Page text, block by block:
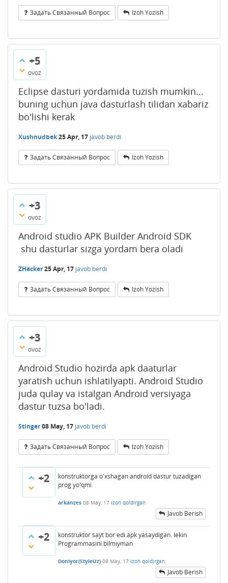
Задать Связанный Вопрос Izoh Yozish
+5
ovoz
Eclipse dasturi yordamida tuzish mumkin...
buning uchun java dasturlash tilidan xabariz
bo'lishi kerak
Xushnudbek25 Apr, 17 javob berdi
Задать Связанный Вопрос Izoh Yozish
+3
ovoz
Android studio APK Builder Android SDK
shu dasturlar sizga yordam bera oladi
ZHacker25 Apr, 17 javob berdi
Задать Связанный Вопрос Izoh Yozish
+3
ovoz
Android Studio hozirda apk daaturlar
yaratish uchun ishlatilyapti. Android Studio
juda qulay va istalgan Android versiyaga
dastur tuzsa bo'ladi.
Stinger08 May, 17 javob berdi
Задать Связанный Вопрос Izoh Yozish
+2
konstruktorga o'xshagan android dastur tuzadigan
prog yo'qmi
arkanzes 08 May, 17 Izoh qoldirgan
Javob Berish
+2
konstruktor sayt bor edi apk yasaydigan. lekin
Programmasini bilmiyman
Doniyor(StyleUz) 09 May, 17 Izoh qoldirgan
Javob Berish